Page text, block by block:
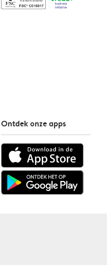
Ontdek onze apps